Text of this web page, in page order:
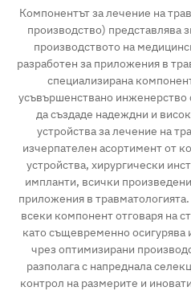
Новини и Събития
За Нас
Блог
Контакт
Компонентът за лечение на
производство) представлява
производството на
разработен за приложения в
специализирана
усъвършенствано инженерство
да създаде надеждни и
устройства за лечение на
изчерпателен асортимент от
устройства, хирургически
импланти, всички
приложения в
всеки компонент отговаря на
като същевременно
чрез оптимизирани
разполага с напреднала
контрол на размерите и